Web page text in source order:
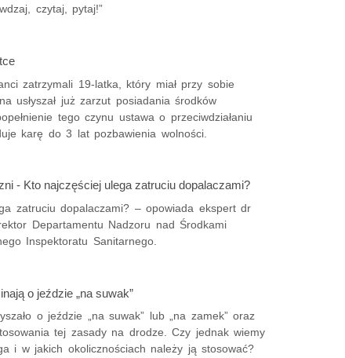
czytaj, pytaj!”
zatrzymali 19-latka, który miał przy sobie
usłyszał już zarzut posiadania środków
tego czynu ustawa o przeciwdziałaniu
karę do 3 lat pozbawienia wolności.
- Kto najczęściej ulega zatruciu dopalaczami?
zatruciu dopalaczami? – opowiada ekspert dr
Departamentu Nadzoru nad Środkami
Inspektoratu Sanitarnego.
o jeździe „na suwak”
o jeździe „na suwak” lub „na zamek” oraz
tej zasady na drodze. Czy jednak wiemy
i w jakich okolicznościach należy ją stosować?